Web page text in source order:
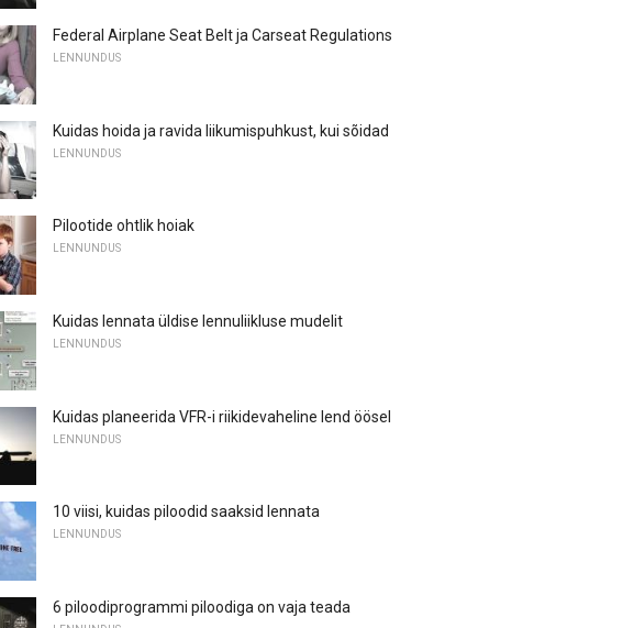
Federal Airplane Seat Belt ja Carseat Regulations
LENNUNDUS
Kuidas hoida ja ravida liikumispuhkust, kui sõidad
LENNUNDUS
Pilootide ohtlik hoiak
LENNUNDUS
Kuidas lennata üldise lennuliikluse mudelit
LENNUNDUS
Kuidas planeerida VFR-i riikidevaheline lend öösel
LENNUNDUS
10 viisi, kuidas piloodid saaksid lennata
LENNUNDUS
6 piloodiprogrammi piloodiga on vaja teada